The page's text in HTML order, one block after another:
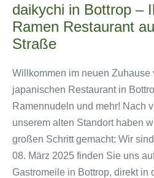
am
5.8.2026
ab
17
Uhr
geöffnet.
daikychi in Bottrop –
Ramen Restaurant
Straße
Willkommen im neuen Zuhause
japanischen Restaurant in
Ramennudeln und mehr! Nach
unserem alten Standort haben
großen Schritt gemacht: Wir
08. März 2025 finden Sie uns
Gastromeile in Bottrop, direkt in